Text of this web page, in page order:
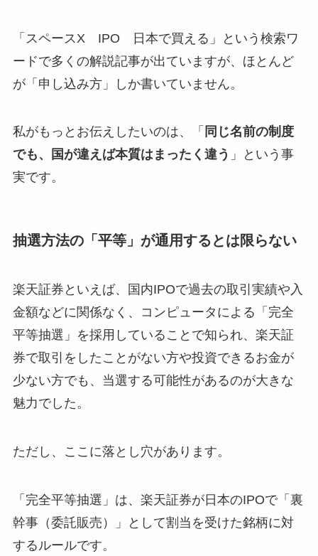
「スペースX IPO 日本で買える」という検索ワ
ードで多くの解説記事が出ていますが、ほとんど
が「申し込み方」しか書いていません。
私がもっとお伝えしたいのは、「 同じ名前の制度
でも、国が違えば本質はまったく違う 」という事
実です。
抽選方法の「平等」が通用するとは限らない
楽天証券といえば、国内IPOで過去の取引実績や入
金額などに関係なく、コンピュータによる「完全
平等抽選」を採用していることで知られ、楽天証
券で取引をしたことがない方や投資できるお金が
少ない方でも、当選する可能性があるのが大きな
魅力でした。
ただし、ここに落とし穴があります。
「完全平等抽選」は、楽天証券が日本のIPOで「裏
幹事（委託販売）」として割当を受けた銘柄に対
するルールです。